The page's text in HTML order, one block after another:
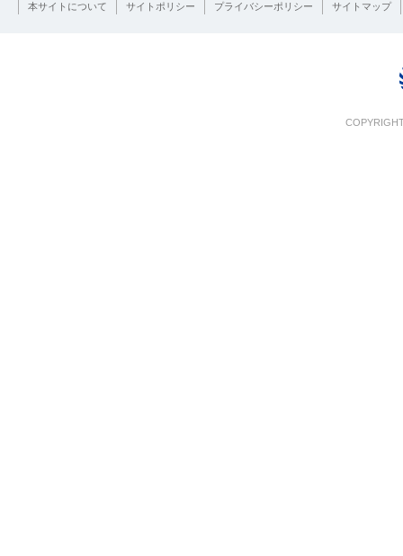
本サイトについて サイトポリシー プライバシーポリシー サイトマップ